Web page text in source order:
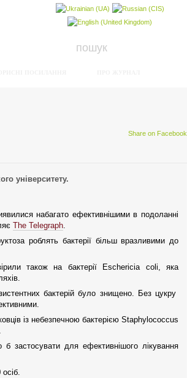
Share on Facebook
університету.
набагато ефективнішими в подоланні
The Telegraph
роблять бактерії більш вразливими до
також на бактерії Eschericia coli, яка
бактерій було знищено. Без цукру
із небезпечною бактерією Staphylococcus
застосувати для ефективнішого лікування